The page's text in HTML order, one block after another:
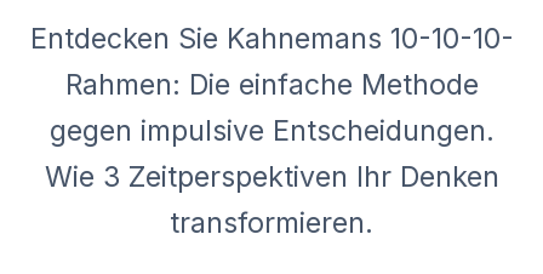
Entdecken Sie Kahnemans 10-10-10-
Rahmen: Die einfache Methode
gegen impulsive Entscheidungen.
Wie 3 Zeitperspektiven Ihr Denken
transformieren.